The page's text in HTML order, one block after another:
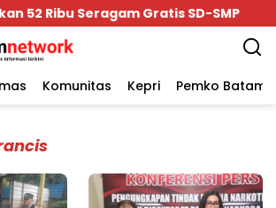
Seragam Gratis SD-SMP Apes
Komunitas Kepri Pemko Batam